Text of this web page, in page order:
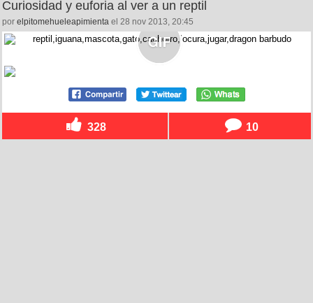
Curiosidad y euforia al ver a un reptil
por elpitomehueleapimienta el 28 nov 2013, 20:45
328 10